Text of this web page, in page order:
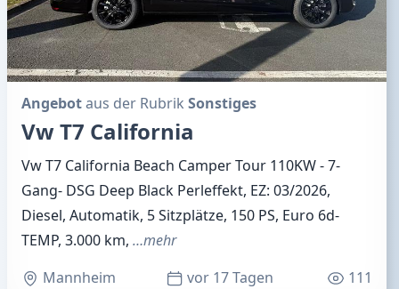
Angebotaus der Rubrik Sonstiges
Vw T7 California
Vw T7 California Beach Camper Tour 110KW - 7-
Gang- DSG Deep Black Perleffekt, EZ: 03/2026,
Diesel, Automatik, 5 Sitzplätze, 150 PS, Euro 6d-
TEMP, 3.000 km, …mehr
Mannheim
vor 17 Tagen 111